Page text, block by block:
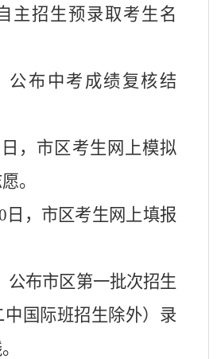
主招生预录取考生名
公布中考成绩复核结
日，市区考生网上模拟
。
日，市区考生网上填报
公布市区第一批次招生
国际班招生除外）录